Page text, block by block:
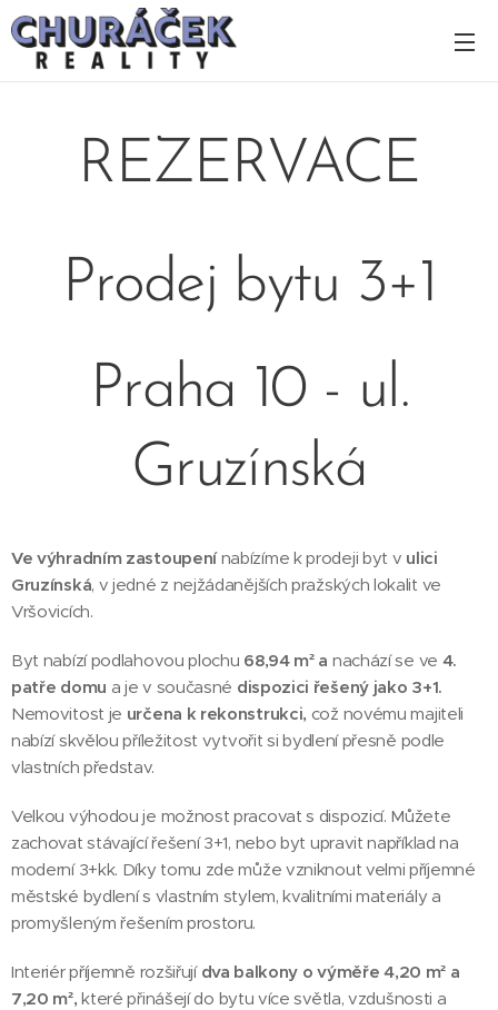
REZERVACE
Prodej bytu 3+1
Praha 10 - ul.
Gruzínská
Ve výhradním zastoupenínabízíme k prodeji byt v ulici
Gruzínská, v jedné z nejžádanějších pražských lokalit ve
Vršovicích.
Byt nabízí podlahovou plochu 68,94 m² a nachází se ve 4.
patře domu a je v současné dispozici řešený jako 3+1.
Nemovitost je určena k rekonstrukci, což novému majiteli
nabízí skvělou příležitost vytvořit si bydlení přesně podle
vlastních představ.
Velkou výhodou je možnost pracovat s dispozicí. Můžete
zachovat stávající řešení 3+1, nebo byt upravit například na
moderní 3+kk. Díky tomu zde může vzniknout velmi příjemné
městské bydlení s vlastním stylem, kvalitními materiály a
promyšleným řešením prostoru.
Interiér příjemně rozšiřují dva balkony o výměře 4,20 m² a
7,20 m²,které přinášejí do bytu více světla, vzdušnosti a